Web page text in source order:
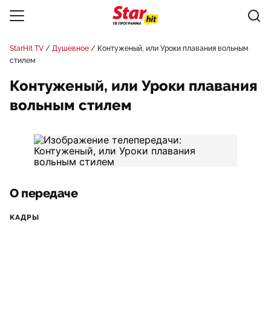
StarHit TV Душевное
Контуженый, или Уроки плавания вольным
стилем
Контуженый, или Уроки плавания
вольным стилем
О передаче
КАДРЫ